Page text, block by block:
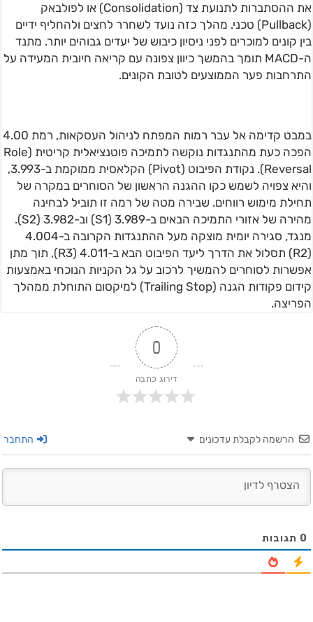
את ההסתברות לתנועת צד (Consolidation) או לפולבאק
(Pullback) טכני. מהלך כזה נועד לשחרר לחצים ולהחליף ידיים
בין קונים למוכרים לפני ניסיון כיבוש של יעדים גבוהים יותר. מתנד
ה-MACD תומך בהמשך כיוון צפונה עם קריאה חיובית המעידה על
התרחבות פער הממוצעים לטובת הקונים.
במבט קדימה אל עבר רמות המפתח לניהול העסקאות, רמת 4.00
הפכה כעת מהתנגדות נוקשה לתמיכה פוטנציאלית קריטית (Role
Reversal). נקודת הפיבוט (Pivot) הקלאסית ממוקמת ב-3.993,
והיא צפויה לשמש כקו ההגנה הראשון של הסוחרים במקרה של
תחילת מימוש רווחים. שבירה מטה של רמה זו תוביל לבחינה
מהירה של אזורי התמיכה הבאים ב-3.989 (S1) וב-3.982 (S2).
מנגד, סגירה יומית מוצקה מעל ההתנגדות הקרובה ב-4.004
(R2) תסלול את הדרך ליעד הפיבוט הבא ב-4.011 (R3), תוך מתן
אפשרות לסוחרים להמשיך לרכוב על גל הקניות הנוכחי באמצעות
קידום פקודות הגנה (Trailing Stop) למיקסום התוחלת ממהלך
הפריצה.
0
דירוג כתבה
הרשמה לקבלת עדכונים התחבר
0 תגובות